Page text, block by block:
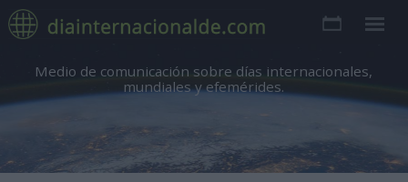
Medio de comunicación sobre días internacionales,
mundiales y efemérides.